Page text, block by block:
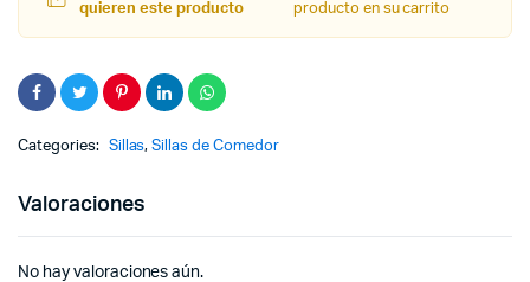
quieren este producto
producto en su carrito
Categories: Sillas,Sillas de Comedor
Valoraciones
No hay valoraciones aún.